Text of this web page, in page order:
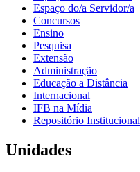
Espaço do/a Servidor/a
Concursos
Ensino
Pesquisa
Extensão
Administração
Educação a Distância
Internacional
IFB na Mídia
Repositório Institucional
Unidades